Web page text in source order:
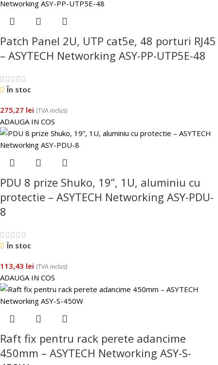
Patch Panel 2U, UTP cat5e, 48 porturi RJ45
– ASYTECH Networking ASY-PP-UTP5E-48
În stoc
275,27 lei (TVA inclus)
ADAUGA IN COS
PDU 8 prize Shuko, 19”, 1U, aluminiu cu
protectie – ASYTECH Networking ASY-PDU-
8
În stoc
113,43 lei (TVA inclus)
ADAUGA IN COS
Raft fix pentru rack perete adancime
450mm – ASYTECH Networking ASY-S-